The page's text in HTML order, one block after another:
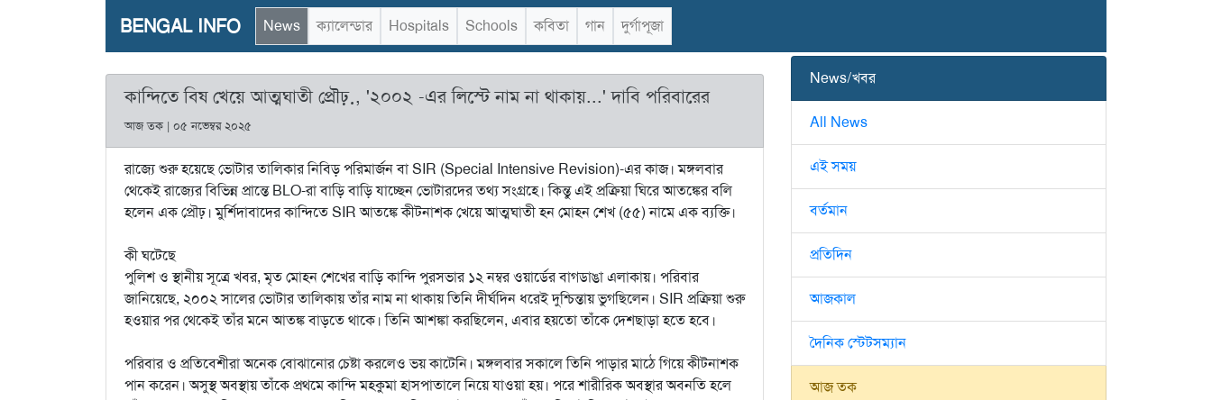
BENGAL INFO News ক্যালেন্ডার Hospitals Schools কবিতা গান দুর্গাপূজা
কান্দিতে বিষ খেয়ে আত্মঘাতী প্রৌঢ়়, '২০০২ -এর লিস্টে নাম না থাকায়...' দাবি পরিবারের
আজ তক | ০৫ নভেম্বর ২০২৫
রাজ্যে শুরু হয়েছে ভোটার তালিকার নিবিড় পরিমার্জন বা SIR (Special Intensive Revision)-এর কাজ। মঙ্গলবার
থেকেই রাজ্যের বিভিন্ন প্রান্তে BLO-রা বাড়ি বাড়ি যাচ্ছেন ভোটারদের তথ্য সংগ্রহে। কিন্তু এই প্রক্রিয়া ঘিরে আতঙ্কের বলি
হলেন এক প্রৌঢ়। মুর্শিদাবাদের কান্দিতে SIR আতঙ্কে কীটনাশক খেয়ে আত্মঘাতী হন মোহন শেখ (৫৫) নামে এক ব্যক্তি।
কী ঘটেছে
পুলিশ ও স্থানীয় সূত্রে খবর, মৃত মোহন শেখের বাড়ি কান্দি পুরসভার ১২ নম্বর ওয়ার্ডের বাগডাঙা এলাকায়। পরিবার
জানিয়েছে, ২০০২ সালের ভোটার তালিকায় তাঁর নাম না থাকায় তিনি দীর্ঘদিন ধরেই দুশ্চিন্তায় ভুগছিলেন। SIR প্রক্রিয়া শুরু
হওয়ার পর থেকেই তাঁর মনে আতঙ্ক বাড়তে থাকে। তিনি আশঙ্কা করছিলেন, এবার হয়তো তাঁকে দেশছাড়া হতে হবে।
পরিবার ও প্রতিবেশীরা অনেক বোঝানোর চেষ্টা করলেও ভয় কাটেনি। মঙ্গলবার সকালে তিনি পাড়ার মাঠে গিয়ে কীটনাশক
পান করেন। অসুস্থ অবস্থায় তাঁকে প্রথমে কান্দি মহকুমা হাসপাতালে নিয়ে যাওয়া হয়। পরে শারীরিক অবস্থার অবনতি হলে
News/খবর
All News
এই সময়
বর্তমান
প্রতিদিন
আজকাল
দৈনিক স্টেটসম্যান
আজ তক